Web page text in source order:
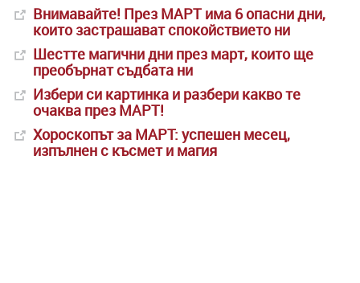
Внимавайте! През МАРТ има 6 опасни дни,
които застрашават спокойствието ни
Шестте магични дни през март, които ще
преобърнат съдбата ни
Избери си картинка и разбери какво те
очаква през МАРТ!
Хороскопът за МАРТ: успешен месец,
изпълнен с късмет и магия